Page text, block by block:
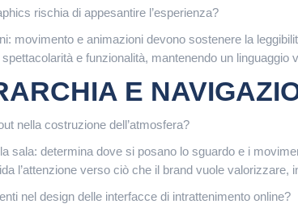
rischia di appesantire l’esperienza?
movimento e animazioni devono sostenere la
e funzionalità, mantenendo un linguaggio
E
nella costruzione dell’atmosfera?
sala: determina dove si posano lo sguardo e i
l’attenzione verso ciò che il brand vuole valorizzare,
nel design delle interfacce di intrattenimento online?